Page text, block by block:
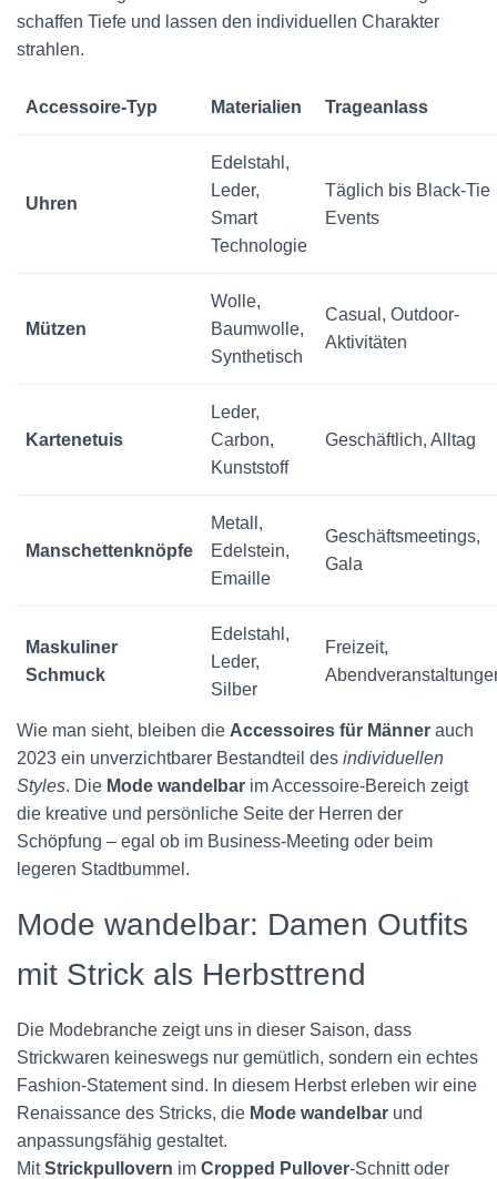
schaffen Tiefe und lassen den individuellen Charakter
strahlen.
Accessoire-Typ Materialien Trageanlass
Uhren
Edelstahl,
Leder,
Smart
Technologie
Täglich bis Black-Tie
Events
Mützen
Wolle,
Baumwolle,
Synthetisch
Casual, Outdoor-
Aktivitäten
Kartenetuis
Leder,
Carbon,
Kunststoff
Geschäftlich, Alltag
Manschettenknöpfe
Metall,
Edelstein,
Emaille
Geschäftsmeetings,
Gala
Maskuliner
Schmuck
Edelstahl,
Leder,
Silber
Freizeit,
Wie man sieht, bleiben die Accessoires für Männer auch
2023 ein unverzichtbarer Bestandteil des individuellen
Styles. Die Mode wandelbar im Accessoire-Bereich zeigt
die kreative und persönliche Seite der Herren der
Schöpfung – egal ob im Business-Meeting oder beim
legeren Stadtbummel.
Mode wandelbar: Damen Outfits
mit Strick als Herbsttrend
Die Modebranche zeigt uns in dieser Saison, dass
Strickwaren keineswegs nur gemütlich, sondern ein echtes
Fashion-Statement sind. In diesem Herbst erleben wir eine
Renaissance des Stricks, die Mode wandelbar und
anpassungsfähig gestaltet.
Mit Strickpullovern im Cropped Pullover-Schnitt oder